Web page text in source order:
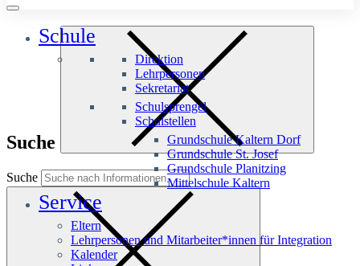
Schule
Direktion
Lehrpersonen
Sekretariat
Schulsprengel
Schulstellen
Grundschule Kaltern Dorf
Grundschule St. Josef
Grundschule Planitzing
Mittelschule Kaltern
Service
Eltern
Lehrpersonen und Mitarbeiter*innen für Integration
Kalender
Suche
Suche